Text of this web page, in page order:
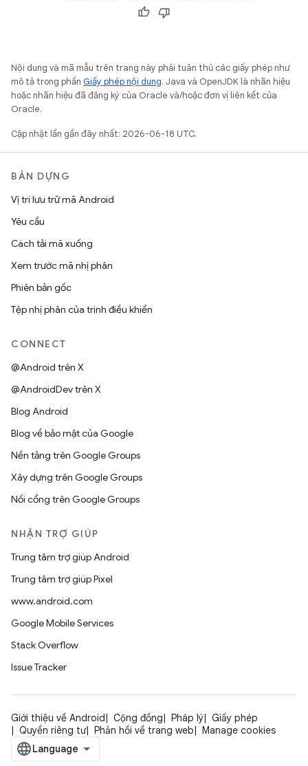
Nội dung và mã mẫu trên trang này phải tuân thủ các giấy phép như
mô tả trong phần Giấy phép nội dung. Java và OpenJDK là nhãn hiệu
hoặc nhãn hiệu đã đăng ký của Oracle và/hoặc đơn vị liên kết của
Oracle.
Cập nhật lần gần đây nhất: 2026-06-18 UTC.
BẢN DỰNG
Vị trí lưu trữ mã Android
Yêu cầu
Cách tải mã xuống
Xem trước mã nhị phân
Phiên bản gốc
Tệp nhị phân của trình điều khiển
CONNECT
@Android trên X
@AndroidDev trên X
Blog Android
Blog về bảo mật của Google
Nền tảng trên Google Groups
Xây dựng trên Google Groups
Nối cổng trên Google Groups
NHẬN TRỢ GIÚP
Trung tâm trợ giúp Android
Trung tâm trợ giúp Pixel
www.android.com
Google Mobile Services
Stack Overflow
Issue Tracker
Giới thiệu về Android Cộng đồng Pháp lý
Giấy phép
Quyền riêng tư
Phản hồi về trang web Manage cookies